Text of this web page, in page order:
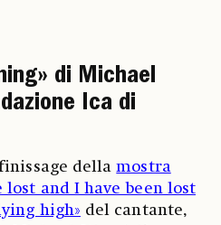
di Michael
Ica di
dellamostra
lost and I have been lost
high» del cantante,